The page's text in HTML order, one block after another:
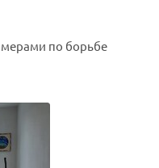
мерами по борьбе